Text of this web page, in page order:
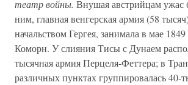
театр войны. Внушая австрийцам ужас
ним, главная венгерская армия (58
начальством Гергея, занимала в мае
Коморн. У слияния Тисы с Дунаем
тысячная армия Перцеля-Феттера; в
различных пунктах группировалась 40-